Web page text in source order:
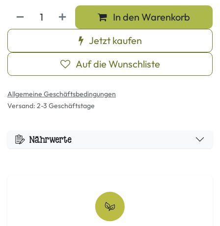
In den Warenkorb
Jetzt kaufen
Auf die Wunschliste
Allgemeine Geschäftsbedingungen
Versand: 2-3 Geschäftstage
Nährwerte